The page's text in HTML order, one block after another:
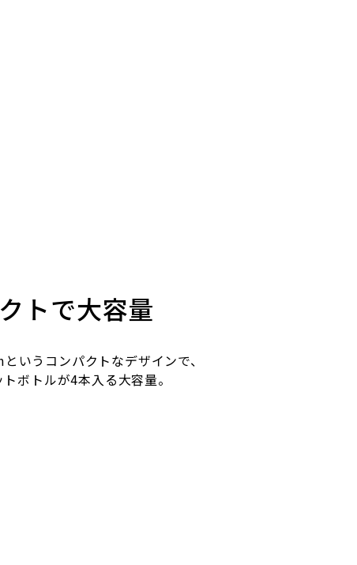
トで大容量
いうコンパクトなデザインで、
ボトルが4本入る大容量。